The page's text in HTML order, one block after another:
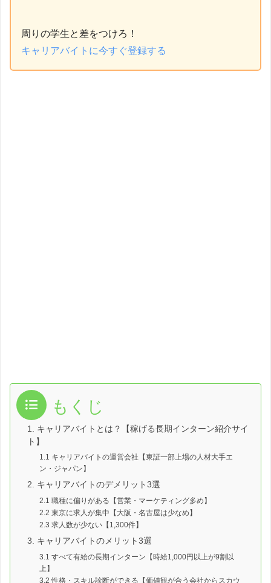
周りの学生と差をつけろ！
キャリアバイトに今すぐ登録する
もくじ
1. キャリアバイトとは？【稼げる長期インターン紹介サイ
ト】
1.1 キャリアバイトの運営会社【東証一部上場の人材大手エ
ン・ジャパン】
2. キャリアバイトのデメリット3選
2.1 職種に偏りがある【営業・マーケティング多め】
2.2 東京に求人が集中【大阪・名古屋は少なめ】
2.3 求人数が少ない【1,300件】
3. キャリアバイトのメリット3選
3.1 すべて有給の長期インターン【時給1,000円以上が9割以
上】
3.2 性格・スキル診断ができる【価値観が合う会社からスカウ